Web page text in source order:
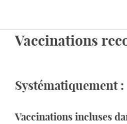
Vaccinations
Systématiquement :
Vaccinations incluses